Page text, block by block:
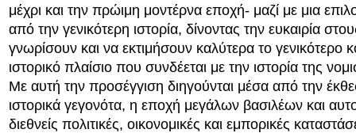
μέχρι και την πρώιμη μοντέρνα εποχή- μαζί με μια
από την γενικότερη ιστορία, δίνοντας την ευκαιρία
γνωρίσουν και να εκτιμήσουν καλύτερα το γενικότερο
ιστορικό πλαίσιο που συνδέεται με την ιστορία της
Με αυτή την προσέγγιση διηγούνται μέσα από την
ιστορικά γεγονότα, η εποχή μεγάλων βασιλέων και
διεθνείς πολιτικές, οικονομικές και εμπορικές